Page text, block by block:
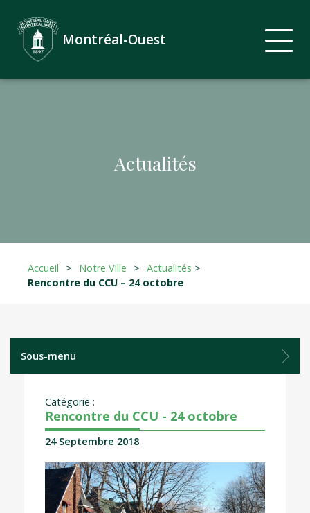
Actualités
Montréal-Ouest
Accueil > Notre Ville > Actualités >
Rencontre du CCU – 24 octobre
Sous-menu
Rencontre du CCU - 24 octobre
Catégorie :
24 Septembre 2018